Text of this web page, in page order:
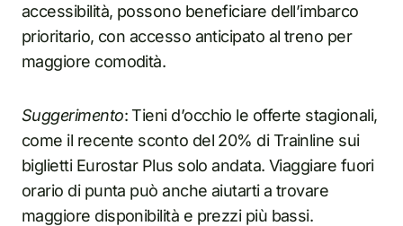
accessibilità, possono beneficiare dell’imbarco
prioritario, con accesso anticipato al treno per
maggiore comodità.
Suggerimento: Tieni d’occhio le offerte stagionali,
come il recente sconto del 20% di Trainline sui
biglietti Eurostar Plus solo andata. Viaggiare fuori
orario di punta può anche aiutarti a trovare
maggiore disponibilità e prezzi più bassi.